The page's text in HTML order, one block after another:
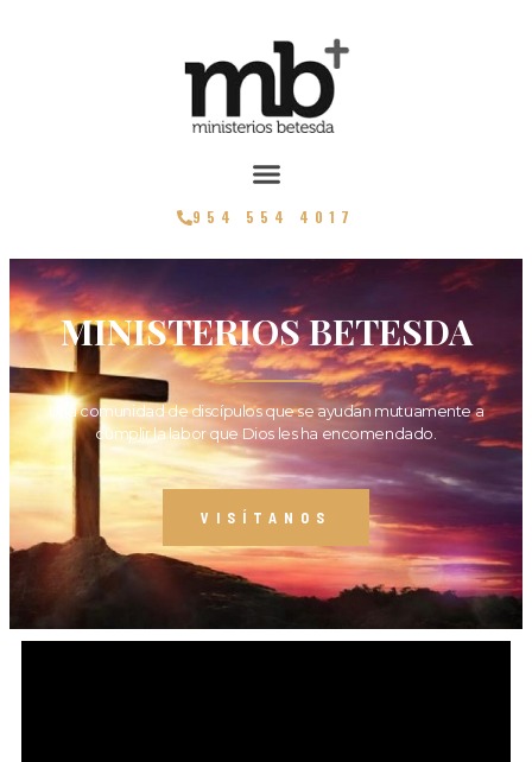
954 554 4017
MINISTERIOS BETESDA
Una comunidad de discípulos que se ayudan mutuamente a
cumplir la labor que Dios les ha encomendado.
VISÍTANOS